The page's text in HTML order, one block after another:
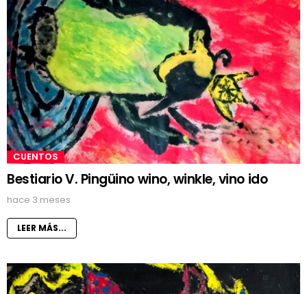
CUENTOS
Bestiario V. Pingüino wino, winkle, vino ido
hace 3 meses
LEER MÁS...